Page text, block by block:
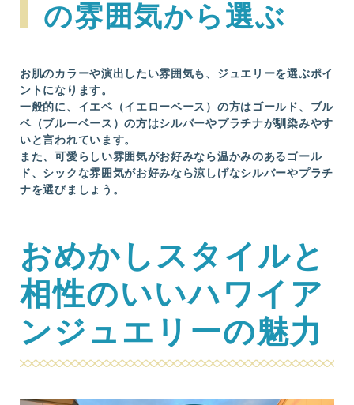
の雰囲気から選ぶ
お肌のカラーや演出したい雰囲気も、ジュエリーを選ぶポイ
ントになります。
一般的に、イエベ（イエローベース）の方はゴールド、ブル
ベ（ブルーベース）の方はシルバーやプラチナが馴染みやす
いと言われています。
また、可愛らしい雰囲気がお好みなら温かみのあるゴール
ド、シックな雰囲気がお好みなら涼しげなシルバーやプラチ
ナを選びましょう。
おめかしスタイルと
相性のいいハワイア
ンジュエリーの魅力